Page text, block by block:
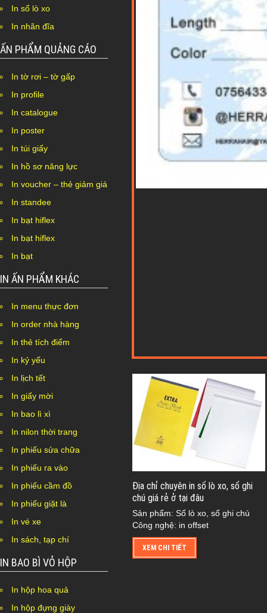
In sổ lò xo
In nhãn đĩa
ẤN PHẨM QUẢNG CÁO
In tờ rơi – tờ gấp
In profile
In catalogue
In poster
In túi giấy
In hồ sơ năng lực
In voucher – thẻ giảm giá
In standee
In bạt hiflex
In bạt hiflex
In bạt
IN ẤN PHẨM KHÁC
In menu thực đơn
In order nhà hàng
In thẻ tích điểm
In kỷ yếu
In lịch tết
In giấy mời
In bao lì xì
In nilon thời trang
In phiếu sửa chữa
In phiếu ra vào
In phiếu cầm đồ
In phiếu giặt là
In vé xe
In sách, tạp chí
IN BAO BÌ VỎ HỘP
In hộp hoa quả
In hộp đựng giày
Địa chỉ chuyên in sổ lò xo, sổ ghi
chú giá rẻ ở tại đâu
Sản phẩm: Sổ lò xo, sổ ghi chú
Công nghệ: in offset
XEM CHI TIẾT